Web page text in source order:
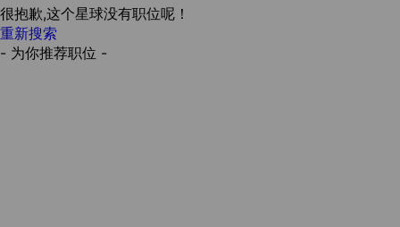
很抱歉,这个星球没有职位呢！
重新搜索
- 为你推荐职位 -